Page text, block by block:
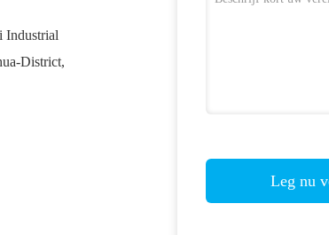
Industrial
District,
Leg nu